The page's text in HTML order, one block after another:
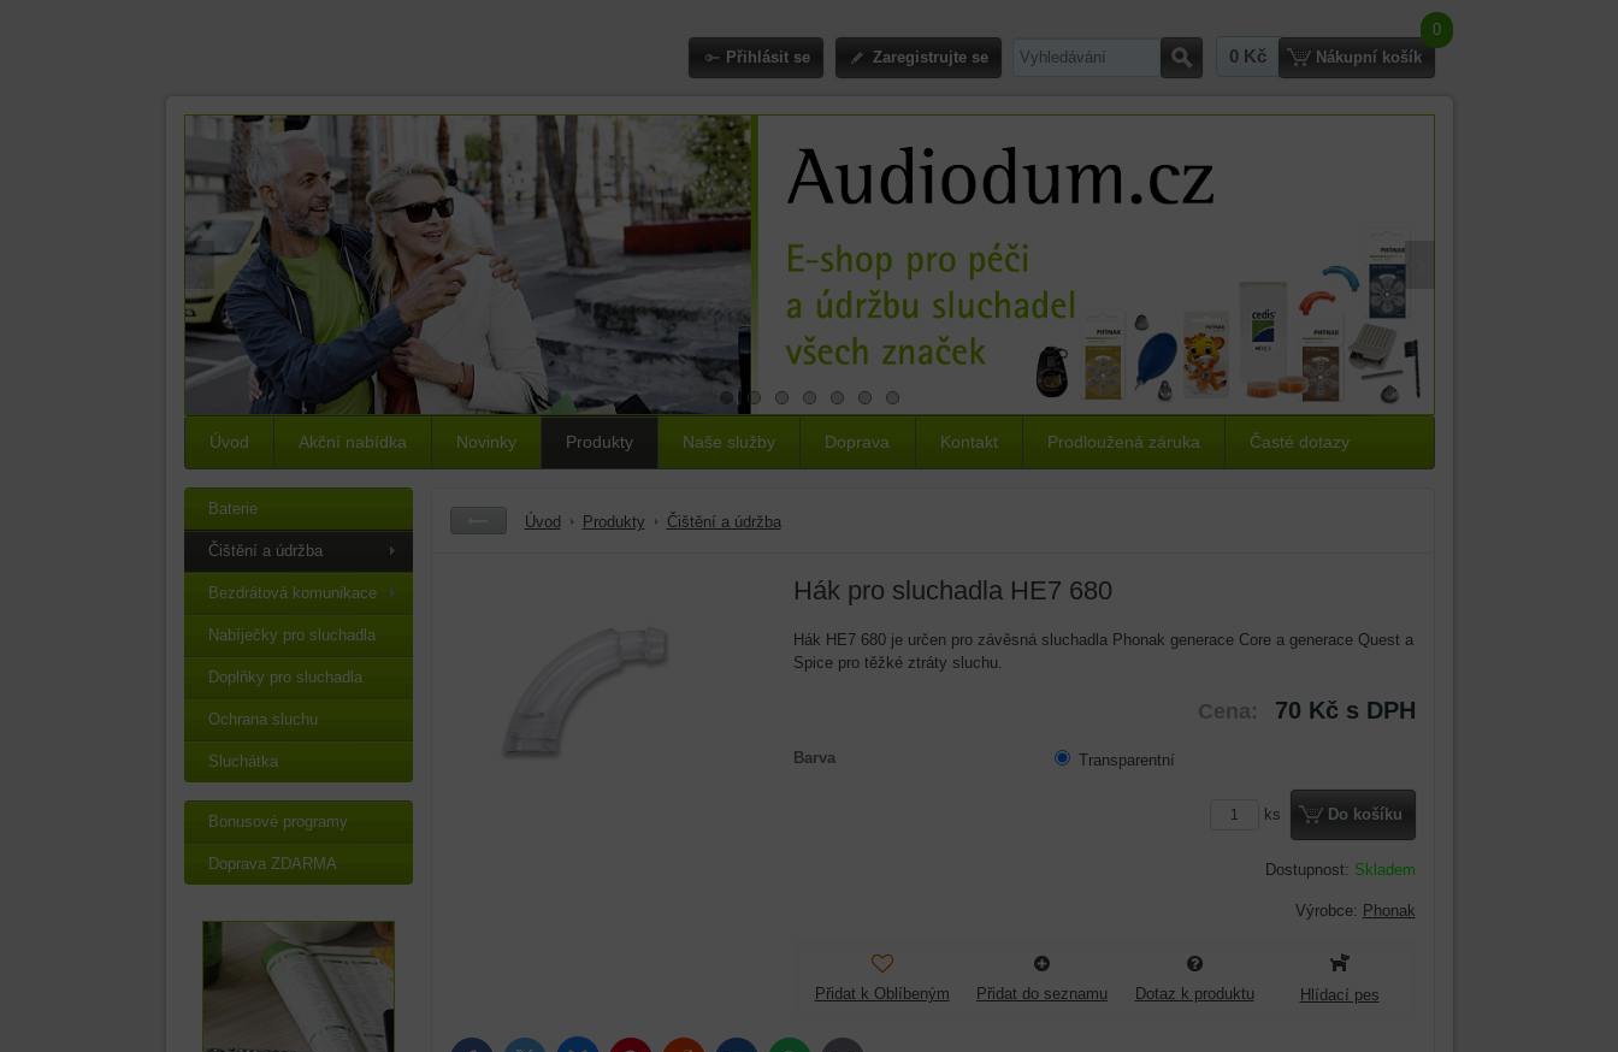
Přihlásit se Zaregistrujte se Hledat
0 Kč
0
Nákupní košík
Úvod Akční nabídka Novinky Produkty Naše služby Doprava Kontakt Prodloužená záruka Časté dotazy
Úvod Produkty Čištění a údržba
Hák pro sluchadla HE7 680
Hák HE7 680 je určen pro závěsná sluchadla Phonak generace Core a generace Quest a
Spice pro těžké ztráty sluchu.
Cena: 70 Kč s DPH
Barva Transparentní
ks Do košíku
Dostupnost: Skladem
Výrobce: Phonak
Přidat k Oblíbeným Přidat do seznamu Dotaz k produktu Hlídací pes
Baterie
Čištění a údržba
Bezdrátová komunikace
Nabíječky pro sluchadla
Doplňky pro sluchadla
Ochrana sluchu
Sluchátka
Bonusové programy
Doprava ZDARMA